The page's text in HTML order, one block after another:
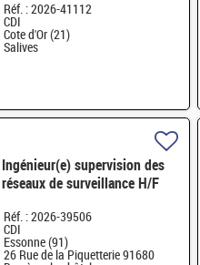
Réf. : 2026-41112
CDI
Cote d'Or (21)
Salives
Ingénieur(e) supervision des
réseaux de surveillance H/F
Réf. : 2026-39506
CDI
Essonne (91)
26 Rue de la Piquetterie 91680